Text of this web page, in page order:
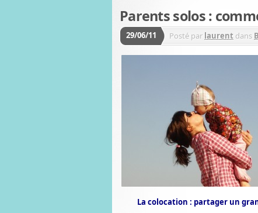
Parents solos :
29/06/11 Posté par laurent dans
La colocation : partager un